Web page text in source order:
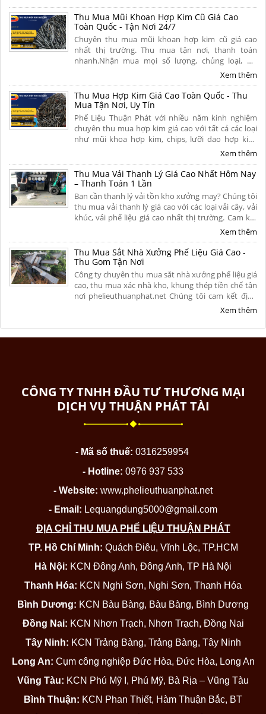
hoặc hư hỏng. Liên hệ ngay.
Thu Mua Mũi Khoan Hợp Kim Cũ Giá Cao
Toàn Quốc - Tận Nơi 24/7
Chuyên thu mua mũi khoan hợp kim cũ giá cao
nhất thị trường. Thu mua tận nơi, thanh toán
nhanh.Nhận mua mọi số lượng, chủng loại, hư
hỏng, nứt vỡ từ xưởng cơ khí. Liên hệ ngay để nhận
Xem thêm
Thu Mua Hợp Kim Giá Cao Toàn Quốc - Thu
Mua Tận Nơi, Uy Tín
Phế Liệu Thuận Phát với nhiều năm kinh nghiệm
chuyên thu mua hợp kim giá cao với tất cả các loại
như mũi khoa hợp kim, chips, lưỡi dao hợp kim,
khuôn hợp kim.... Thu mua tận nơi, uy tín, chuyên
Xem thêm
Thu Mua Vải Thanh Lý Giá Cao Nhất Hôm Nay
– Thanh Toán 1 Lần
Bạn cần thanh lý vải tồn kho xưởng may? Chúng tôi
thu mua vải thanh lý giá cao với các loại vải cây, vải
khúc, vải phế liệu giá cao nhất thị trường. Cam kết
thu mua tận nơi, bốc xếp nhanh, hoa hồng cao.
Xem thêm
Thu Mua Sắt Nhà Xưởng Phế Liệu Giá Cao -
Thu Gom Tận Nơi
Công ty chuyên thu mua sắt nhà xưởng phế liệu giá
cao, thu mua xác nhà kho, khung thép tiền chế tận
nơi phelieuthuanphat.net Chúng tôi cam kết định
giá chính xác, hỗ trợ tháo dỡ an toàn, vận chuyển
Xem thêm
CÔNG TY TNHH ĐẦU TƯ THƯƠNG MẠI
DỊCH VỤ THUẬN PHÁT TÀI
- Mã số thuế: 0316259954
- Hotline: 0976 937 533
- Website: www.phelieuthuanphat.net
- Email: Lequangdung5000@gmail.com
ĐỊA CHỈ THU MUA PHẾ LIỆU THUẬN PHÁT
TP. Hồ Chí Minh: Quách Điêu, Vĩnh Lộc, TP.HCM
Hà Nội: KCN Đông Anh, Đông Anh, TP Hà Nội
Thanh Hóa: KCN Nghi Sơn, Nghi Sơn, Thanh Hóa
Bình Dương: KCN Bàu Bàng, Bàu Bàng, Bình Dương
Đồng Nai: KCN Nhơn Trạch, Nhơn Trạch, Đồng Nai
Tây Ninh: KCN Trảng Bàng, Trảng Bàng, Tây Ninh
Long An: Cụm công nghiệp Đức Hòa, Đức Hòa, Long An
Vũng Tàu: KCN Phú Mỹ I, Phú Mỹ, Bà Rịa – Vũng Tàu
Bình Thuận: KCN Phan Thiết, Hàm Thuận Bắc, BT